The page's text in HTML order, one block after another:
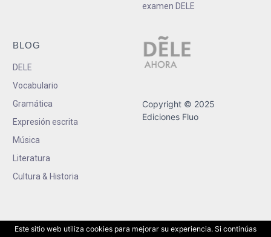
examen DELE
BLOG
DELE
Vocabulario
Gramática
Expresión escrita
Música
Literatura
Cultura & Historia
Copyright © 2025
Ediciones Fluo
Este sitio web utiliza cookies para mejorar su experiencia. Si continúas